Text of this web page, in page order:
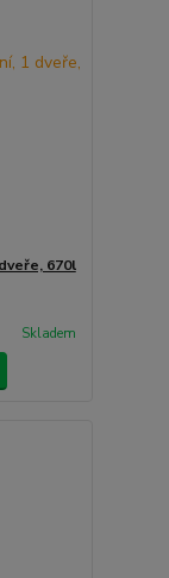
670l
Skladem